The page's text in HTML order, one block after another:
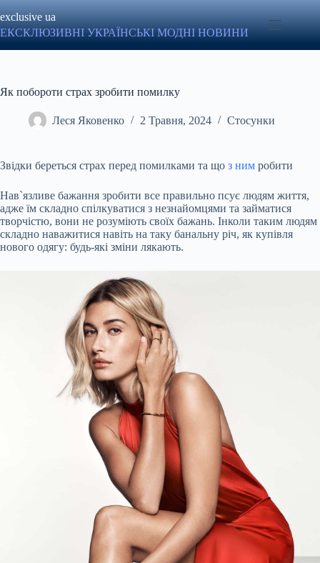
до
вмісту
exclusive ua
ЕКСКЛЮЗИВНІ УКРАЇНСЬКІ МОДНІ НОВИНИ
Як побороти страх зробити помилку
Леся Яковенко 2 Травня, 2024 Стосунки
Звідки береться страх перед помилками та що з ним робити
Нав`язливе бажання зробити все правильно псує людям життя,
адже їм складно спілкуватися з незнайомцями та займатися
творчістю, вони не розуміють своїх бажань. Інколи таким людям
складно наважитися навіть на таку банальну річ, як купівля
нового одягу: будь-які зміни лякають.